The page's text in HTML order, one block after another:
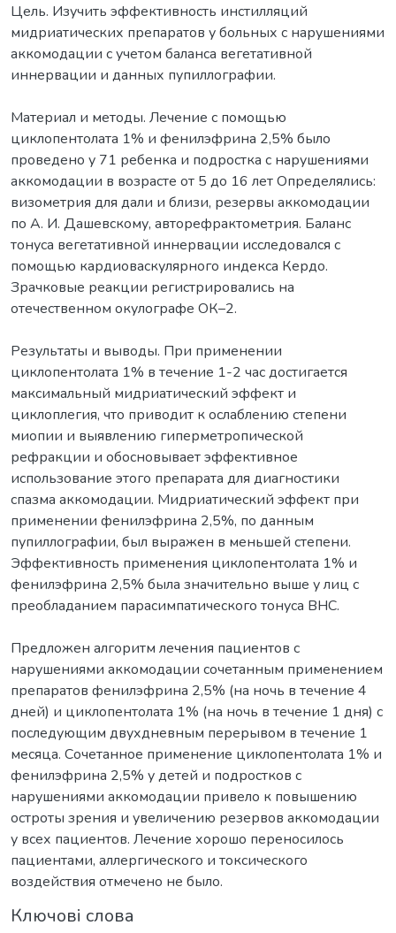
Цель. Изучить эффективность инстилляций
мидриатических препаратов у больных с нарушениями
аккомодации с учетом баланса вегетативной
иннервации и данных пупиллографии.
Материал и методы. Лечение с помощью
циклопентолата 1% и фенилэфрина 2,5% было
проведено у 71 ребенка и подростка с нарушениями
аккомодации в возрасте от 5 до 16 лет Определялись:
визометрия для дали и близи, резервы аккомодации
по А. И. Дашевскому, авторефрактометрия. Баланс
тонуса вегетативной иннервации исследовался с
помощью кардиоваскулярного индекса Кердо.
Зрачковые реакции регистрировались на
отечественном окулографе ОК–2.
Результаты и выводы. При применении
циклопентолата 1% в течение 1-2 час достигается
максимальный мидриатический эффект и
циклоплегия, что приводит к ослаблению степени
миопии и выявлению гиперметропической
рефракции и обосновывает эффективное
использование этого препарата для диагностики
спазма аккомодации. Мидриатический эффект при
применении фенилэфрина 2,5%, по данным
пупиллографии, был выражен в меньшей степени.
Эффективность применения циклопентолата 1% и
фенилэфрина 2,5% была значительно выше у лиц с
преобладанием парасимпатического тонуса ВНС.
Предложен алгоритм лечения пациентов с
нарушениями аккомодации сочетанным применением
препаратов фенилэфрина 2,5% (на ночь в течение 4
дней) и циклопентолата 1% (на ночь в течение 1 дня) с
последующим двухдневным перерывом в течение 1
месяца. Сочетанное применение циклопентолата 1% и
фенилэфрина 2,5% у детей и подростков с
нарушениями аккомодации привело к повышению
остроты зрения и увеличению резервов аккомодации
у всех пациентов. Лечение хорошо переносилось
пациентами, аллергического и токсического
воздействия отмечено не было.
Ключові слова